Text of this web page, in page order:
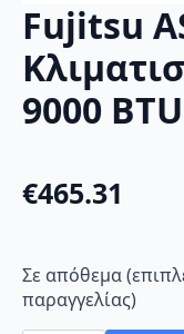
Fujitsu
9000
€465.31
Σε απόθεμα
παραγγελίας)